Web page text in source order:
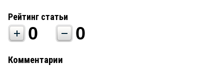
Рейтинг статьи
0 0
Комментарии